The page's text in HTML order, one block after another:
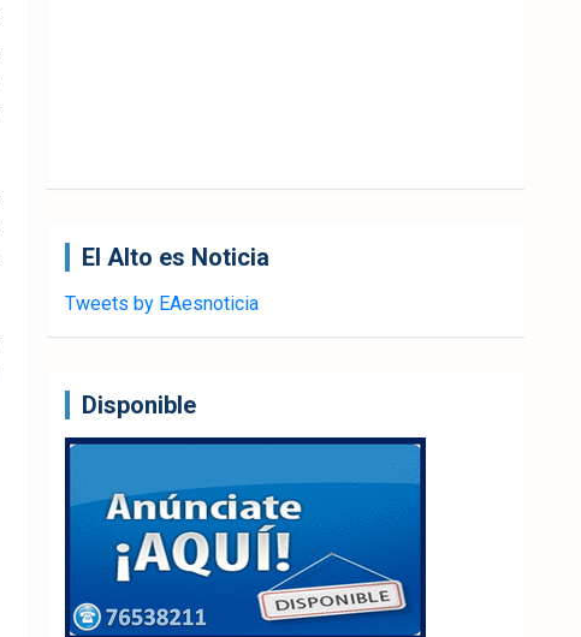
El Alto es Noticia
Tweets by EAesnoticia
Disponible